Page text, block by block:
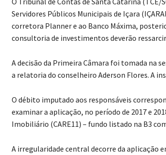
Servidores Públicos Municipais de Içara
corretora Planner e ao Banco Máxima,
consultoria de investimentos deverão ressarcir
A decisão da Primeira Câmara foi tomada na
a relatoria do conselheiro Aderson Flores. A
O débito imputado aos responsáveis
examinar a aplicação, no período de 2017 e
Imobiliário (CARE11) – fundo listado na B3
A irregularidade central decorre da aplicação